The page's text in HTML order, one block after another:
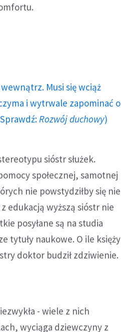
Musi się wciąż
i wytrwale zapominać o
Rozwój duchowy)
sióstr służek.
społecznej, samotnej
nie powstydziłby się nie
edukacją wyższą sióstr nie
posyłane są na studia
tytuły naukowe. O ile księży
doktor budził zdziwienie.
- wiele z nich
wyciąga dziewczyny z